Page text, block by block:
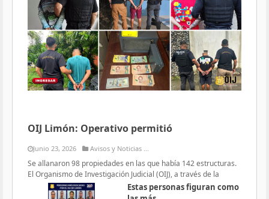
OIJ Limón: Operativo permitió
Junio 23, 2026 Avisos y Noticias ...
Se allanaron 98 propiedades en las que había 142 estructuras.
El Organismo de Investigación Judicial (OIJ), a través de la
Estas personas figuran como